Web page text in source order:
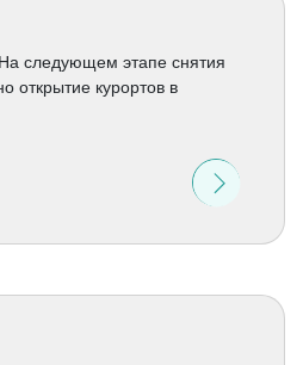
следующем этапе снятия
открытие курортов в